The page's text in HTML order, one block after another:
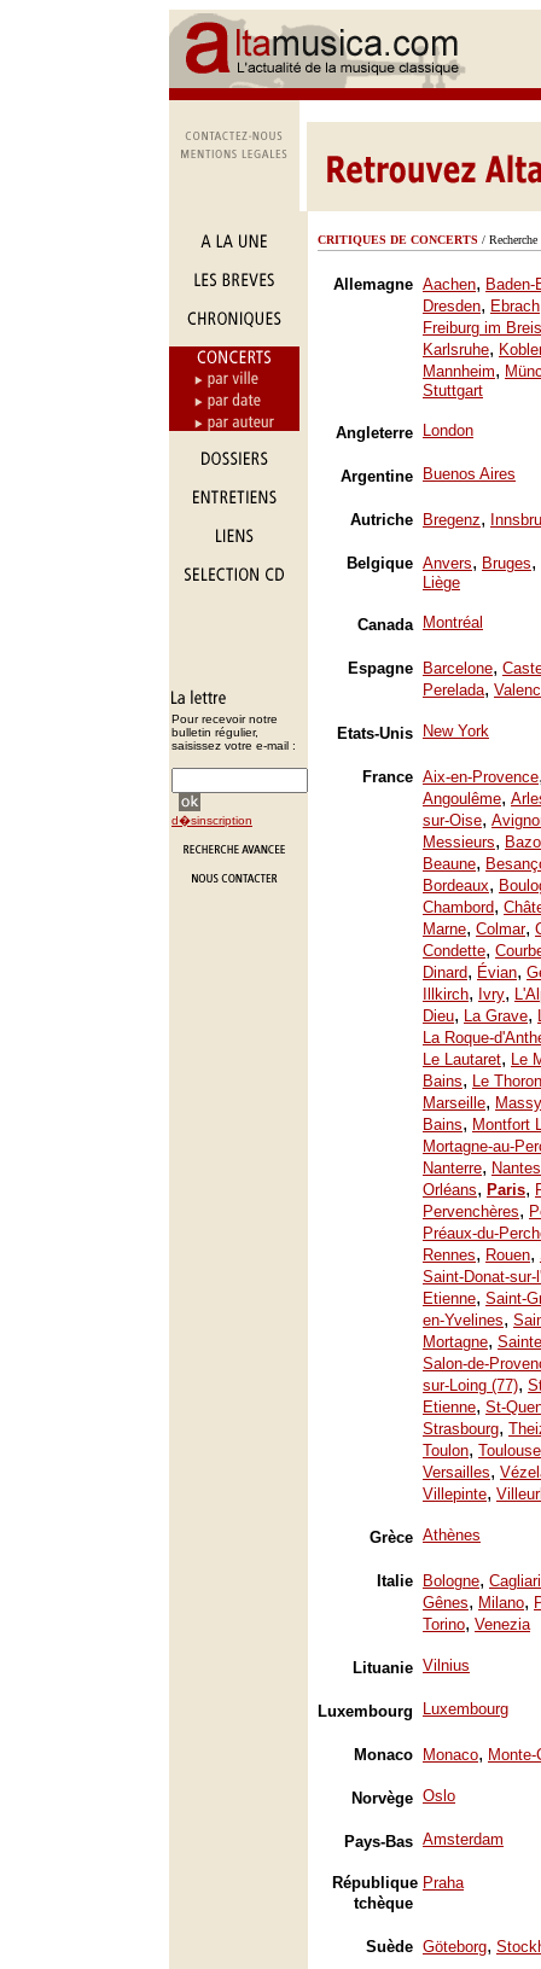
Pour recevoir notre
bulletin régulier,
saisissez votre e-mail :
d�sinscription
CRITIQUES DE CONCERTS /
Allemagne Aachen, Baden-
Dresden, Ebrach
Freiburg im
Karlsruhe,
Mannheim,
Stuttgart
Angleterre London
Argentine Buenos Aires
Autriche Bregenz,
Belgique Anvers, Bruges,
Liège
Canada Montréal
Espagne Barcelone,
Perelada,
Etats-Unis New York
France Aix-en-Provence
Angoulême,
sur-Oise,
Messieurs,
Beaune,
Bordeaux,
Chambord,
Marne, Colmar,
Condette,
Dinard, Évian,
Illkirch, Ivry,
Dieu, La Grave,
La Roque-
Le Lautaret, Le
Bains, Le
Marseille, Massy
Bains, Montfort
Mortagne-au-
Nanterre, Nantes
Orléans, Paris,
Pervenchères,
Préaux-du-
Rennes, Rouen,
Saint-Donat-sur-
Etienne, Saint-
en-Yvelines,
Mortagne,
Salon-de-
sur-Loing (77),
Etienne, St-
Strasbourg,
Toulon, Toulouse
Versailles,
Villepinte,
Grèce Athènes
Italie Bologne, Cagliari
Gênes, Milano,
Torino, Venezia
Lituanie Vilnius
Luxembourg Luxembourg
Monaco Monaco, Monte-
Norvège Oslo
Pays-Bas Amsterdam
République
tchèque
Praha
Suède Göteborg,